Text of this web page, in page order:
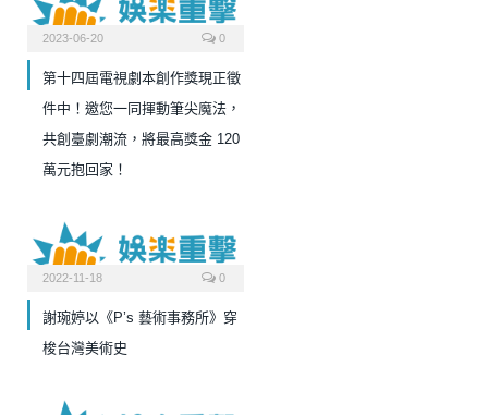
2023-06-20 0
第十四屆電視劇本創作獎現正徵
件中！邀您一同揮動筆尖魔法，
共創臺劇潮流，將最高獎金 120
萬元抱回家！
2022-11-18 0
謝琬婷以《P’s 藝術事務所》穿
梭台灣美術史